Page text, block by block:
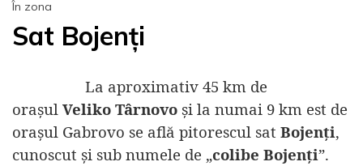
În zona
Sat Bojenți
La aproximativ 45 km de
orașul Veliko Târnovo și la numai 9 km est de
orașul Gabrovo se află pitorescul sat Bojenți,
cunoscut și sub numele de „colibe Bojenți”.